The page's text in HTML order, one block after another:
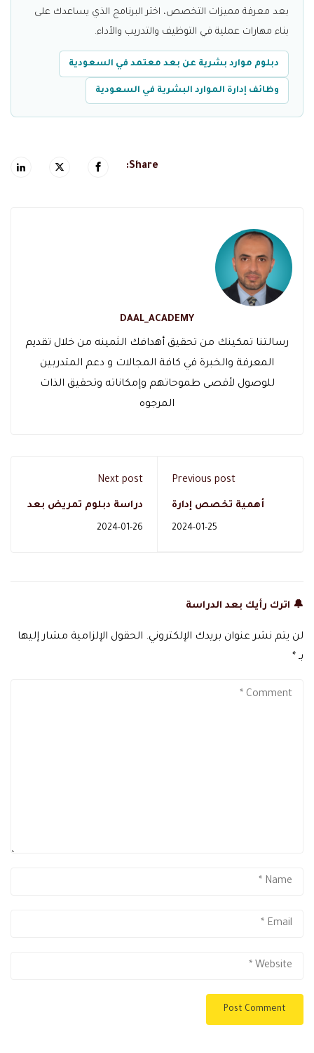
بعد معرفة مميزات التخصص، اختر البرنامج الذي يساعدك على
بناء مهارات عملية في التوظيف والتدريب والأداء.
دبلوم موارد بشرية عن بعد معتمد في السعودية
وظائف إدارة الموارد البشرية في السعودية
Share:
DAAL_ACADEMY
رسالتنا تمكينك من تحقيق أهدافك الثمينه من خلال تقديم
المعرفة والخبرة في كافة المجالات و دعم المتدربين
للوصول لأقصى طموحاتهم وإمكاناته وتحقيق الذات
المرجوه
Previous post
أهمية تخصص إدارة
2024-01-25
Next post
دراسة دبلوم تمريض بعد
2024-01-26
🔔 اترك رأيك بعد الدراسة
لن يتم نشر عنوان بريدك الإلكتروني. الحقول الإلزامية مشار إليها
بـ *